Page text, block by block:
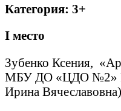
Категория: 3+
I место
Зубенко Ксения,
МБУ ДО «ЦДО №2»
Ирина Вячеславовна)